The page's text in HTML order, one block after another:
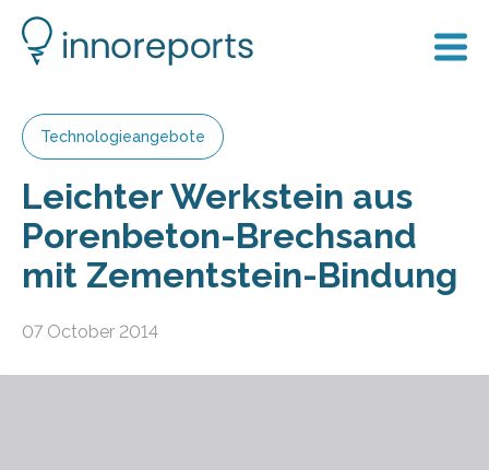
Technologieangebote
Leichter Werkstein aus
Porenbeton-Brechsand
mit Zementstein-Bindung
07 October 2014